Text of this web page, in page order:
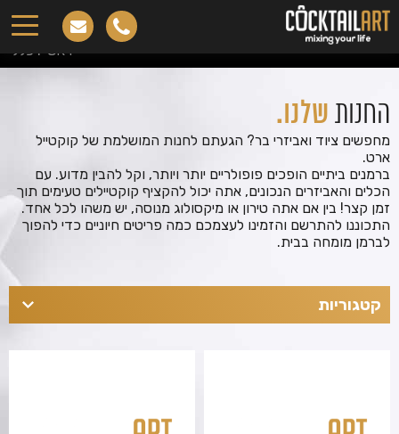
ראשי.כללי
החנות שלנו.
מחפשים ציוד ואביזרי בר? הגעתם לחנות המושלמת של קוקטייל
ארט.
ברמנים ביתיים הופכים פופולריים יותר ויותר, וקל להבין מדוע. עם
הכלים והאביזרים הנכונים, אתה יכול להקציף קוקטיילים טעימים תוך
זמן קצר! בין אם אתה טירון או מיקסולוג מנוסה, יש משהו לכל אחד.
התכוננו להתרשם והזמינו לעצמכם כמה פריטים חיוניים כדי להפוך
לברמן מומחה בבית.
קטגוריות